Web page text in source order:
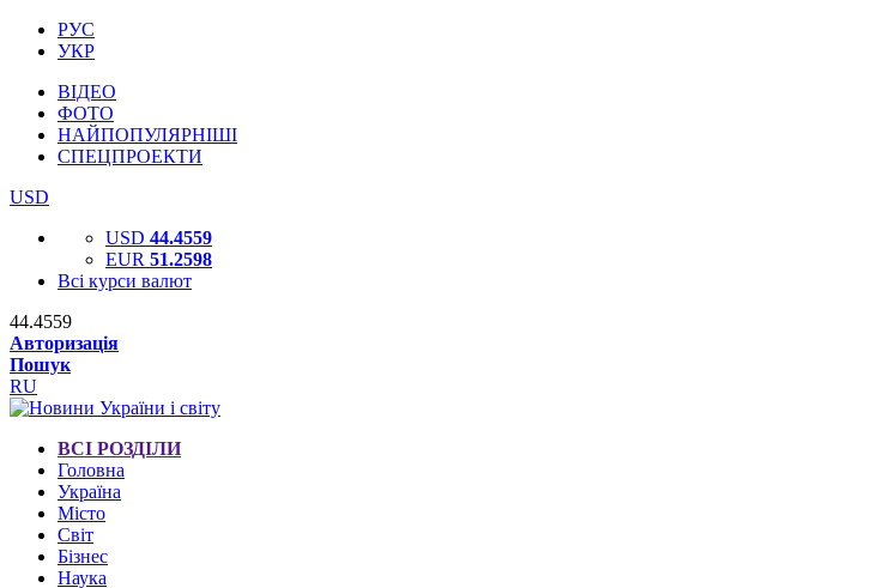
РУС
УКР
ВІДЕО
ФОТО
НАЙПОПУЛЯРНІШІ
СПЕЦПРОЕКТИ
USD
USD 44.4559
EUR 51.2598
Всі курси валют
44.4559
Авторизація
Пошук
RU
ВСІ РОЗДІЛИ
Головна
Україна
Місто
Світ
Бізнес
Наука